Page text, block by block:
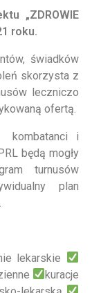
„ZDROWIE
roku.
świadków
skorzysta z
leczniczo
ofertą.
kombatanci i
będą mogły
turnusów
plan
lekarskie
kuracje